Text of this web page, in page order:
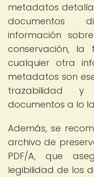
metadatos
documentos
información
conservación,
cualquier otra
metadatos son
trazabilidad
documentos a lo
Además, se
archivo de
PDF/A, que
legibilidad de los